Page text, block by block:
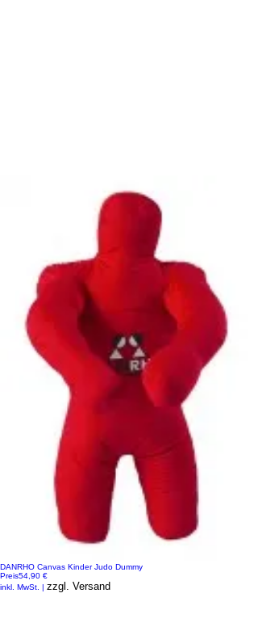
DANRHO Canvas Kinder Judo Dummy
Preis54,90 €
inkl. MwSt.
zzgl. Versand